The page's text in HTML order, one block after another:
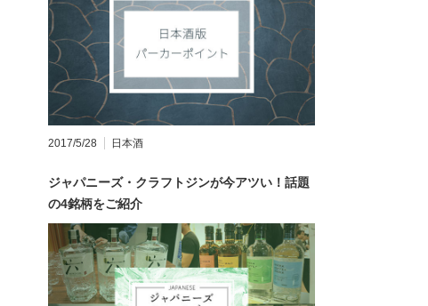
2017/5/28 日本酒
ジャパニーズ・クラフトジンが今アツい！話題
の4銘柄をご紹介